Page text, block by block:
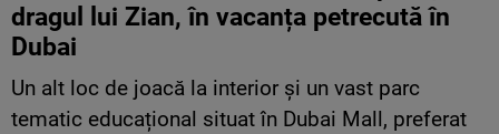
dragul lui Zian,în vacanța petrecută în
Dubai
Un alt loc de joacă la interior și un vast parc
tematic educațional situat în Dubai Mall, preferat